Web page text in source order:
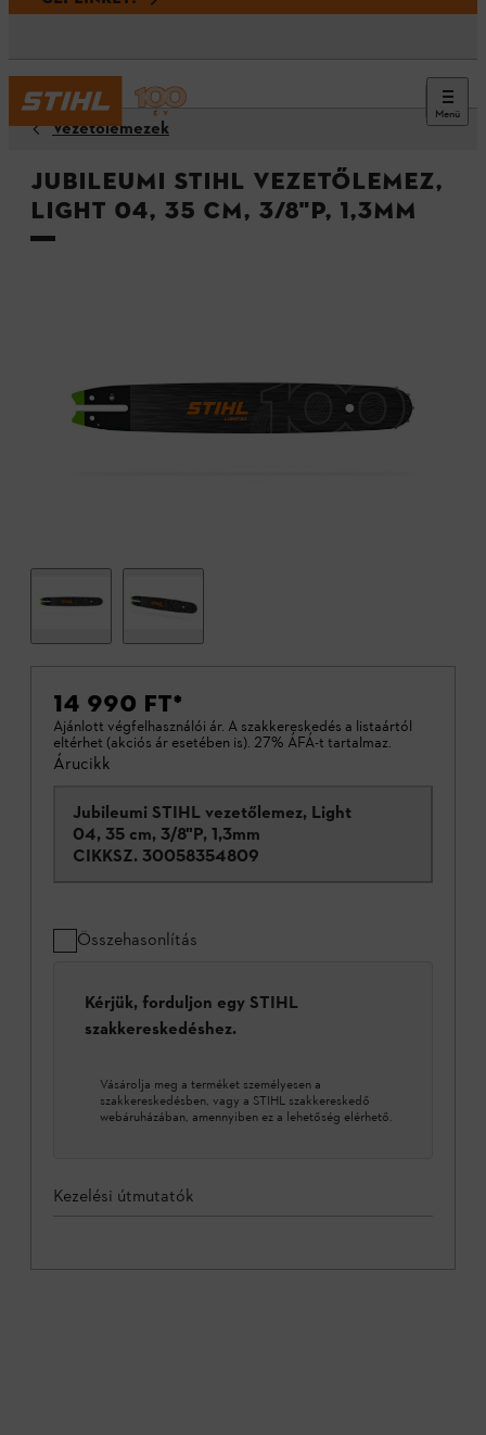
Menü
Vezetőlemezek
Jubileumi STIHL vezetőlemez,
Light 04, 35 cm, 3/8"P, 1,3mm
14 990 FT*
Ajánlott végfelhasználói ár. A szakkereskedés a listaártól
eltérhet (akciós ár esetében is). 27% ÁFÁ-t tartalmaz.
Árucikk
Jubileumi STIHL vezetőlemez, Light
04, 35 cm, 3/8"P, 1,3mm
CIKKSZ. 30058354809
Összehasonlítás
Kérjük, forduljon egy STIHL
szakkereskedéshez.
Vásárolja meg a terméket személyesen a
szakkereskedésben, vagy a STIHL szakkereskedő
webáruházában, amennyiben ez a lehetőség elérhető.
Kezelési útmutatók